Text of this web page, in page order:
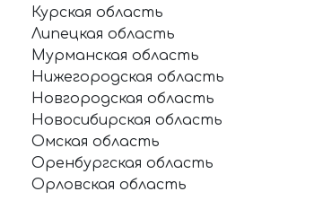
Курская область
Липецкая область
Мурманская область
Нижегородская область
Новгородская область
Новосибирская область
Омская область
Оренбургская область
Орловская область